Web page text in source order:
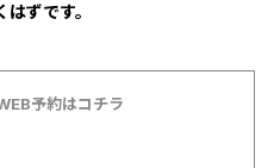
ずです。
予約はコチラ